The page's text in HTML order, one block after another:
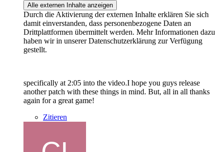
Alle externen Inhalte anzeigen
Durch die Aktivierung der externen Inhalte erklären Sie sich
damit einverstanden, dass personenbezogene Daten an
Drittplattformen übermittelt werden. Mehr Informationen dazu
haben wir in unserer Datenschutzerklärung zur Verfügung
gestellt.
specifically at 2:05 into the video.I hope you guys release
another patch with these things in mind. But, all in all thanks
again for a great game!
Zitieren